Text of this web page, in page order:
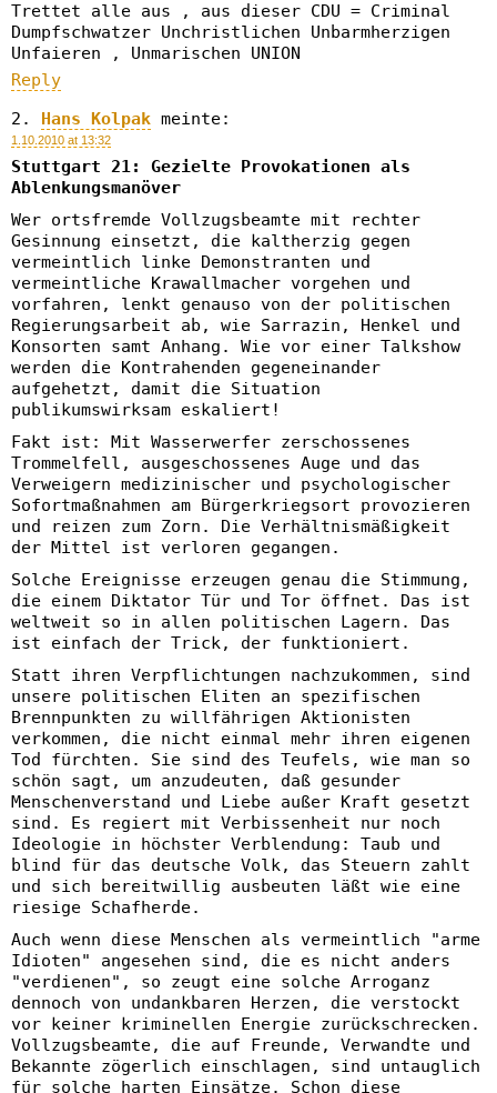
Trettet alle aus , aus dieser CDU = Criminal
Dumpfschwatzer Unchristlichen Unbarmherzigen
Unfaieren , Unmarischen UNION
Reply
Hans Kolpak meinte:
1.10.2010 at 13:32
Stuttgart 21: Gezielte Provokationen als
Ablenkungsmanöver
Wer ortsfremde Vollzugsbeamte mit rechter
Gesinnung einsetzt, die kaltherzig gegen
vermeintlich linke Demonstranten und
vermeintliche Krawallmacher vorgehen und
vorfahren, lenkt genauso von der politischen
Regierungsarbeit ab, wie Sarrazin, Henkel und
Konsorten samt Anhang. Wie vor einer Talkshow
werden die Kontrahenden gegeneinander
aufgehetzt, damit die Situation
publikumswirksam eskaliert!
Fakt ist: Mit Wasserwerfer zerschossenes
Trommelfell, ausgeschossenes Auge und das
Verweigern medizinischer und psychologischer
Sofortmaßnahmen am Bürgerkriegsort provozieren
und reizen zum Zorn. Die Verhältnismäßigkeit
der Mittel ist verloren gegangen.
Solche Ereignisse erzeugen genau die Stimmung,
die einem Diktator Tür und Tor öffnet. Das ist
weltweit so in allen politischen Lagern. Das
ist einfach der Trick, der funktioniert.
Statt ihren Verpflichtungen nachzukommen, sind
unsere politischen Eliten an spezifischen
Brennpunkten zu willfährigen Aktionisten
verkommen, die nicht einmal mehr ihren eigenen
Tod fürchten. Sie sind des Teufels, wie man so
schön sagt, um anzudeuten, daß gesunder
Menschenverstand und Liebe außer Kraft gesetzt
sind. Es regiert mit Verbissenheit nur noch
Ideologie in höchster Verblendung: Taub und
blind für das deutsche Volk, das Steuern zahlt
und sich bereitwillig ausbeuten läßt wie eine
riesige Schafherde.
Auch wenn diese Menschen als vermeintlich "arme
Idioten" angesehen sind, die es nicht anders
"verdienen", so zeugt eine solche Arroganz
dennoch von undankbaren Herzen, die verstockt
vor keiner kriminellen Energie zurückschrecken.
Vollzugsbeamte, die auf Freunde, Verwandte und
Bekannte zögerlich einschlagen, sind untauglich
für solche harten Einsätze. Schon diese